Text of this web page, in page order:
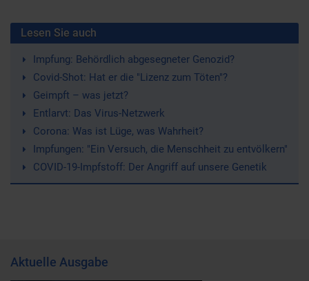
Lesen Sie auch
Impfung: Behördlich abgesegneter Genozid?
Covid-Shot: Hat er die "Lizenz zum Töten"?
Geimpft – was jetzt?
Entlarvt: Das Virus-Netzwerk
Corona: Was ist Lüge, was Wahrheit?
Impfungen: "Ein Versuch, die Menschheit zu entvölkern"
COVID-19-Impfstoff: Der Angriff auf unsere Genetik
Aktuelle Ausgabe